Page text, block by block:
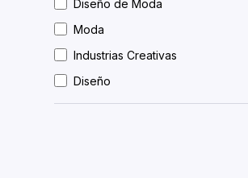
Diseño
Categoría
Diseño de Moda